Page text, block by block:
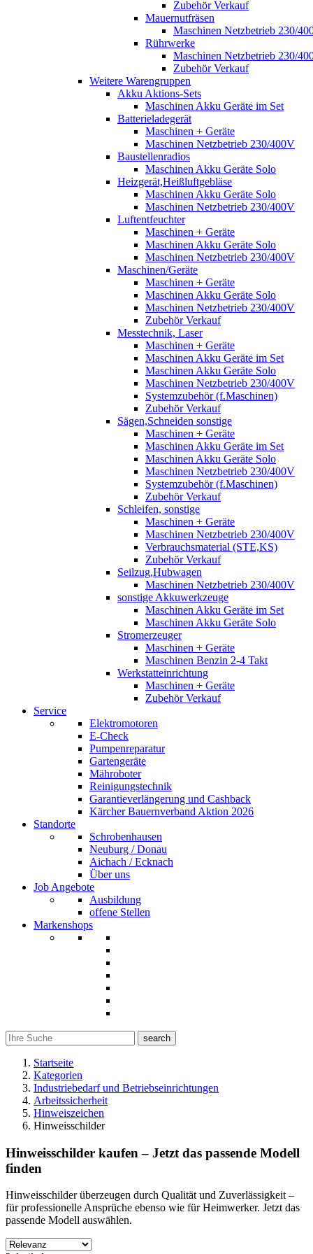
Zubehör Verkauf
Mauernutfräsen
Maschinen Netzbetrieb 230/
Rührwerke
Maschinen Netzbetrieb 230/
Zubehör Verkauf
Weitere Warengruppen
Akku Aktions-Sets
Maschinen Akku Geräte im Set
Batterieladegerät
Maschinen + Geräte
Maschinen Netzbetrieb 230/400V
Baustellenradios
Maschinen Akku Geräte Solo
Heizgerät,Heißluftgebläse
Maschinen Akku Geräte Solo
Maschinen Netzbetrieb 230/400V
Luftentfeuchter
Maschinen + Geräte
Maschinen Akku Geräte Solo
Maschinen Netzbetrieb 230/400V
Maschinen/Geräte
Maschinen + Geräte
Maschinen Akku Geräte Solo
Maschinen Netzbetrieb 230/400V
Zubehör Verkauf
Messtechnik, Laser
Maschinen + Geräte
Maschinen Akku Geräte im Set
Maschinen Akku Geräte Solo
Maschinen Netzbetrieb 230/400V
Systemzubehör (f.Maschinen)
Zubehör Verkauf
Sägen,Schneiden sonstige
Maschinen + Geräte
Maschinen Akku Geräte im Set
Maschinen Akku Geräte Solo
Maschinen Netzbetrieb 230/400V
Systemzubehör (f.Maschinen)
Zubehör Verkauf
Schleifen, sonstige
Maschinen + Geräte
Maschinen Netzbetrieb 230/400V
Verbrauchsmaterial (STE,KS)
Zubehör Verkauf
Seilzug,Hubwagen
Maschinen Netzbetrieb 230/400V
sonstige Akkuwerkzeuge
Maschinen Akku Geräte im Set
Maschinen Akku Geräte Solo
Stromerzeuger
Maschinen + Geräte
Maschinen Benzin 2-4 Takt
Werkstatteinrichtung
Maschinen + Geräte
Zubehör Verkauf
Service
Elektromotoren
E-Check
Pumpenreparatur
Gartengeräte
Mähroboter
Reinigungstechnik
Garantieverlängerung und Cashback
Kärcher Bauernverband Aktion 2026
Standorte
Schrobenhausen
Neuburg / Donau
Aichach / Ecknach
Über uns
Job Angebote
Ausbildung
offene Stellen
Markenshops
search
Startseite
Kategorien
Industriebedarf und Betriebseinrichtungen
Arbeitssicherheit
Hinweiszeichen
Hinweisschilder
Hinweisschilder kaufen – Jetzt das passende Modell
finden
Hinweisschilder überzeugen durch Qualität und Zuverlässigkeit –
für professionelle Ansprüche ebenso wie für Heimwerker. Jetzt das
passende Modell auswählen.